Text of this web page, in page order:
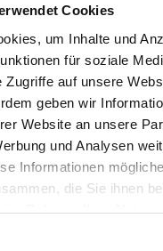
Cookies
um Inhalte und
für soziale
Zugriffe auf unsere
geben wir
Website an unsere
und Analysen
Informationen
die Sie ihnen
könnte Sie